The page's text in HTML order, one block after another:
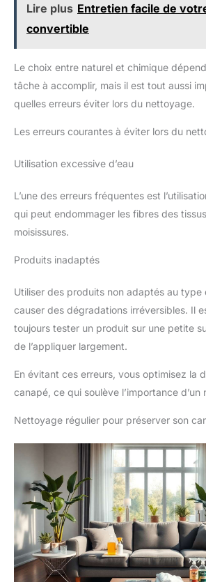
Lire plus Entretien facile de
convertible
Le choix entre naturel et chimique
tâche à accomplir, mais il est tout aussi
quelles erreurs éviter lors du nettoyage.
Les erreurs courantes à éviter lors du
Utilisation excessive d’eau
L’une des erreurs fréquentes est
qui peut endommager les fibres des
moisissures.
Produits inadaptés
Utiliser des produits non adaptés au
causer des dégradations irréversibles. Il
toujours tester un produit sur une petite
de l’appliquer largement.
En évitant ces erreurs, vous optimisez la
canapé, ce qui soulève l’importance d’un
Nettoyage régulier pour préserver son